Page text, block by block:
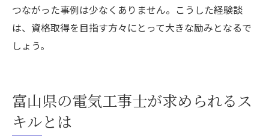
つながった事例は少なくありません。こうした経験談
は、資格取得を目指す方々にとって大きな励みとなるで
しょう。
富山県の電気工事士が求められるス
キルとは